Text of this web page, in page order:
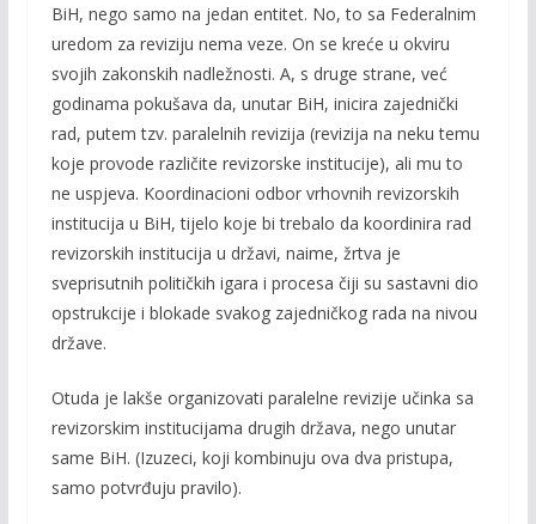
BiH, nego samo na jedan entitet. No, to sa Federalnim
uredom za reviziju nema veze. On se kreće u okviru
svojih zakonskih nadležnosti. A, s druge strane, već
godinama pokušava da, unutar BiH, inicira zajednički
rad, putem tzv. paralelnih revizija (revizija na neku temu
koje provode različite revizorske institucije), ali mu to
ne uspjeva. Koordinacioni odbor vrhovnih revizorskih
institucija u BiH, tijelo koje bi trebalo da koordinira rad
revizorskih institucija u državi, naime, žrtva je
sveprisutnih političkih igara i procesa čiji su sastavni dio
opstrukcije i blokade svakog zajedničkog rada na nivou
države.
Otuda je lakše organizovati paralelne revizije učinka sa
revizorskim institucijama drugih država, nego unutar
same BiH. (Izuzeci, koji kombinuju ova dva pristupa,
samo potvrđuju pravilo).